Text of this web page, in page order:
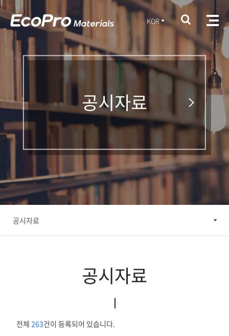
KOR
공시자료
공시자료
공시자료
전체 263건이 등록되어 있습니다.